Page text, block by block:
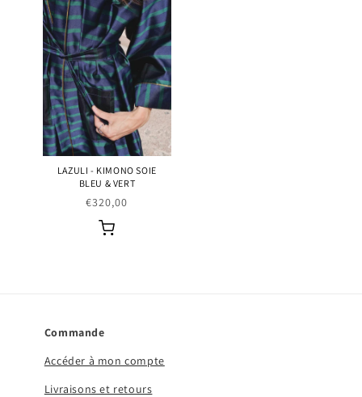
LAZULI - KIMONO SOIE
BLEU & VERT
Prix
habituel
€320,00
Commande
Accéder à mon compte
Livraisons et retours